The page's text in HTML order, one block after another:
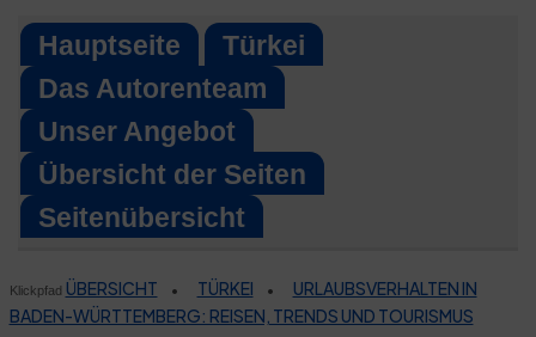
Skip
content
Hauptseite
Türkei
Das Autorenteam
Unser Angebot
Übersicht der Seiten
Seitenübersicht
Klickpfad ÜBERSICHT • TÜRKEI •
URLAUBSVERHALTEN IN
BADEN-WÜRTTEMBERG: REISEN, TRENDS UND TOURISMUS